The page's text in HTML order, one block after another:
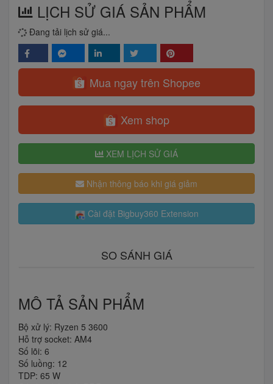
LỊCH SỬ GIÁ SẢN PHẨM
Đang tải lịch sử giá...
Mua ngay trên Shopee
Xem shop
XEM LỊCH SỬ GIÁ
Nhận thông báo khi giá giảm
Cài đặt Bigbuy360 Extension
SO SÁNH GIÁ
MÔ TẢ SẢN PHẨM
Bộ xử lý: Ryzen 5 3600
Hỗ trợ socket: AM4
Số lõi: 6
Số luồng: 12
TDP: 65 W